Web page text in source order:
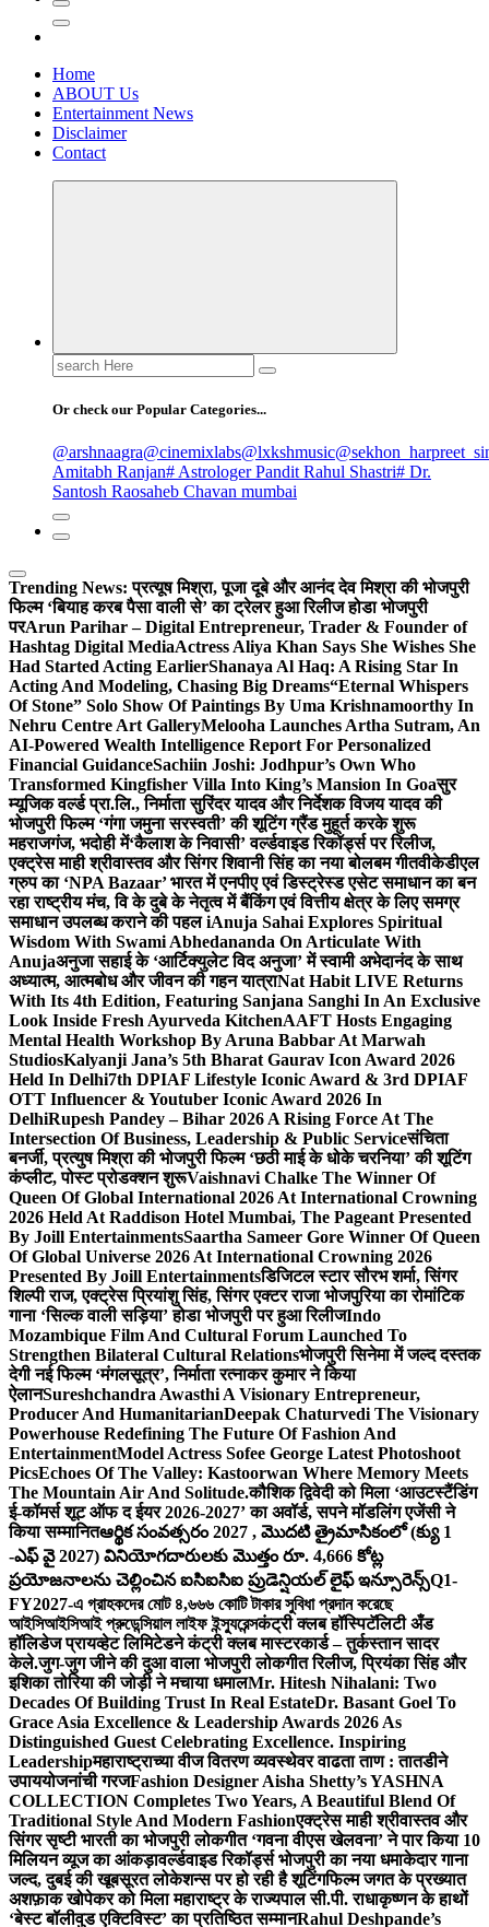
Home
ABOUT Us
Entertainment News
Disclaimer
Contact
Search
for:
Or check our Popular Categories...
@arshnaagra@cinemixlabs@lxkshmusic
Amitabh Ranjan# Astrologer Pandit Rahul Shastri# Dr.
Santosh Raosaheb Chavan mumbai
Trending News: प्रत्यूष मिश्रा, पूजा दूबे और आनंद देव मिश्रा की भोजपुरी
फिल्म ‘बियाह करब पैसा वाली से’ का ट्रेलर हुआ रिलीज होडा भोजपुरी
परArun Parihar – Digital Entrepreneur, Trader & Founder of
Hashtag Digital MediaActress Aliya Khan Says She Wishes She
Had Started Acting EarlierShanaya Al Haq: A Rising Star In
Acting And Modeling, Chasing Big Dreams“Eternal Whispers
Of Stone” Solo Show Of Paintings By Uma Krishnamoorthy In
Nehru Centre Art GalleryMelooha Launches Artha Sutram, An
AI-Powered Wealth Intelligence Report For Personalized
Financial GuidanceSachiin Joshi: Jodhpur’s Own Who
Transformed Kingfisher Villa Into King’s Mansion In Goaसुर
म्यूजिक वर्ल्ड प्रा.लि., निर्माता सुरिंदर यादव और निर्देशक विजय यादव की
भोजपुरी फिल्म ‘गंगा जमुना सरस्वती’ की शूटिंग ग्रैंड मुहूर्त करके शुरू
महराजगंज, भदोही में‘कैलाश के निवासी’ वर्ल्डवाइड रिकॉर्ड्स पर रिलीज,
एक्ट्रेस माही श्रीवास्तव और सिंगर शिवानी सिंह का नया बोलबम गीतवीकेडीएल
ग्रुप का ‘NPA Bazaar’ भारत में एनपीए एवं डिस्ट्रेस्ड एसेट समाधान का बन
रहा राष्ट्रीय मंच, वि के दुबे के नेतृत्व में बैंकिंग एवं वित्तीय क्षेत्र के लिए समग्र
समाधान उपलब्ध कराने की पहल iAnuja Sahai Explores Spiritual
Wisdom With Swami Abhedananda On Articulate With
Anujaअनुजा सहाई के ‘आर्टिक्युलेट विद अनुजा’ में स्वामी अभेदानंद के साथ
अध्यात्म, आत्मबोध और जीवन की गहन यात्राNat Habit LIVE Returns
With Its 4th Edition, Featuring Sanjana Sanghi In An Exclusive
Look Inside Fresh Ayurveda KitchenAAFT Hosts Engaging
Mental Health Workshop By Aruna Babbar At Marwah
StudiosKalyanji Jana’s 5th Bharat Gaurav Icon Award 2026
Held In Delhi7th DPIAF Lifestyle Iconic Award & 3rd DPIAF
OTT Influencer & Youtuber Iconic Award 2026 In
DelhiRupesh Pandey – Bihar 2026 A Rising Force At The
Intersection Of Business, Leadership & Public Serviceसंचिता
बनर्जी, प्रत्युष मिश्रा की भोजपुरी फिल्म ‘छठी माई के धोके चरनिया’ की शूटिंग
कंप्लीट, पोस्ट प्रोडक्शन शुरूVaishnavi Chalke The Winner Of
Queen Of Global International 2026 At International Crowning
2026 Held At Raddison Hotel Mumbai, The Pageant Presented
By Joill EntertainmentsSaartha Sameer Gore Winner Of Queen
Of Global Universe 2026 At International Crowning 2026
Presented By Joill Entertainmentsडिजिटल स्टार सौरभ शर्मा, सिंगर
शिल्पी राज, एक्ट्रेस प्रियांशु सिंह, सिंगर एक्टर राजा भोजपुरिया का रोमांटिक
गाना ‘सिल्क वाली सड़िया’ होडा भोजपुरी पर हुआ रिलीजIndo
Mozambique Film And Cultural Forum Launched To
Strengthen Bilateral Cultural Relationsभोजपुरी सिनेमा में जल्द दस्तक
देगी नई फिल्म ‘मंगलसूत्र’, निर्माता रत्नाकर कुमार ने किया
ऐलानSureshchandra Awasthi A Visionary Entrepreneur,
Producer And HumanitarianDeepak Chaturvedi The Visionary
Powerhouse Redefining The Future Of Fashion And
EntertainmentModel Actress Sofee George Latest Photoshoot
PicsEchoes Of The Valley: Kastoorwan Where Memory Meets
The Mountain Air And Solitude.कौशिक द्विवेदी को मिला ‘आउटस्टैंडिंग
ई-कॉमर्स शूट ऑफ द ईयर 2026-2027’ का अवॉर्ड, सपने मॉडलिंग एजेंसी ने
किया सम्मानितఆర్థిక సంవత్సరం 2027 , మొదటి త్రైమాసికంలో (క్యు 1
-ఎఫ్ వై 2027) వినియోగదారులకు మొత్తం రూ. 4,666 కోట్ల
ప్రయోజనాలను చెల్లించిన ఐసిఐసిఐ ప్రుడెన్షియల్ లైఫ్ ఇన్సూరెన్స్Q1-
FY2027-এ গ্রাহকদের মোট ৪,৬৬৬ কোটি টাকার সুবিধা প্রদান করেছে
আইসিআইসিআই প্রুডেন্সিয়াল লাইফ ইন্স্যুরেন্সकंट्री क्लब हॉस्पिटॅलिटी अँड
हॉलिडेज प्रायव्हेट लिमिटेडने कंट्री क्लब मास्टरकार्ड – तुर्कस्तान सादर
केले.जुग-जुग जीने की दुआ वाला भोजपुरी लोकगीत रिलीज, प्रियंका सिंह और
इशिका तोरिया की जोड़ी ने मचाया धमालMr. Hitesh Nihalani: Two
Decades Of Building Trust In Real EstateDr. Basant Goel To
Grace Asia Excellence & Leadership Awards 2026 As
Distinguished Guest Celebrating Excellence. Inspiring
Leadershipमहाराष्ट्राच्या वीज वितरण व्यवस्थेवर वाढता ताण : तातडीने
उपाययोजनांची गरजFashion Designer Aisha Shetty’s YASHNA
COLLECTION Completes Two Years, A Beautiful Blend Of
Traditional Style And Modern Fashionएक्ट्रेस माही श्रीवास्तव और
सिंगर सृष्टी भारती का भोजपुरी लोकगीत ‘गवना वीएस खेलवना’ ने पार किया 10
मिलियन व्यूज का आंकड़ावर्ल्डवाइड रिकॉर्ड्स भोजपुरी का नया धमाकेदार गाना
जल्द, दुबई की खूबसूरत लोकेशन्स पर हो रही है शूटिंगफिल्म जगत के प्रख्यात
अशफ़ाक खोपेकर को मिला महाराष्ट्र के राज्यपाल सी.पी. राधाकृष्णन के हाथों
‘बेस्ट बॉलीवुड एक्टिविस्ट’ का प्रतिष्ठित सम्मानRahul Deshpande’s